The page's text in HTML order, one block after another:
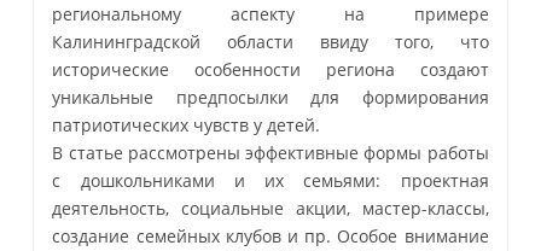
региональному аспекту на примере
Калининградской области ввиду того, что
исторические особенности региона создают
уникальные предпосылки для формирования
патриотических чувств у детей.
В статье рассмотрены эффективные формы работы
с дошкольниками и их семьями: проектная
деятельность, социальные акции, мастер-классы,
создание семейных клубов и пр. Особое внимание